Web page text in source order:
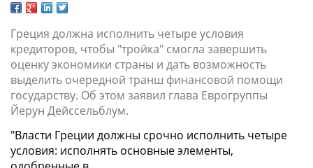
Греция должна исполнить четыре условия
кредиторов, чтобы "тройка" смогла завершить
оценку экономики страны и дать возможность
выделить очередной транш финансовой помощи
государству. Об этом заявил глава Еврогруппы
Йерун Дейссельблум.
"Власти Греции должны срочно исполнить четыре
условия: исполнять основные элементы,